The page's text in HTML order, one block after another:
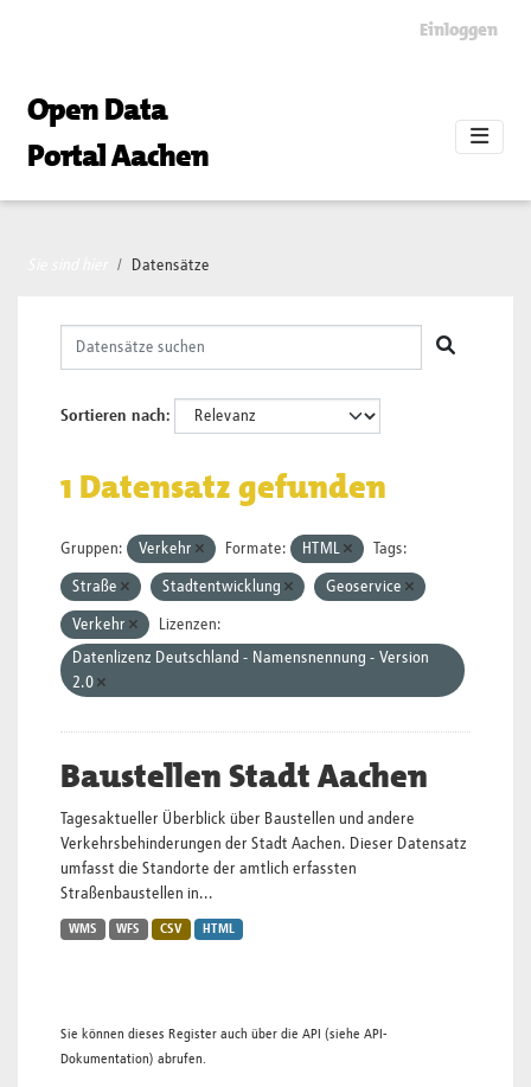
Einloggen
Open Data
Portal Aachen
Datensätze
Sortieren nach
1 Datensatz gefunden
Gruppen: Verkehr Formate: HTML Tags:
Straße Stadtentwicklung Geoservice
Verkehr
Lizenzen:
Datenlizenz Deutschland - Namensnennung - Version
2.0
Baustellen Stadt Aachen
Tagesaktueller Überblick über Baustellen und andere
Verkehrsbehinderungen der Stadt Aachen. Dieser Datensatz
umfasst die Standorte der amtlich erfassten
Straßenbaustellen in...
WMS WFS CSV HTML
Sie können dieses Register auch über die API (siehe API-
Dokumentation) abrufen.